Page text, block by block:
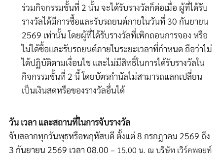
ร่วมกิจกรรมขั้นที่ 2 นั้น จะได้รับรางวัลก็ต่อเมื่อ ผู้ที่ได้รับ
รางวัลได้มีการซื้อและรับรถยนต์ภายในวันที่ 30 กันยายน
2569 เท่านั้น โดยผู้ที่ได้รับรางวัลที่เพิกถอนการจอง หรือ
ไม่ได้ซื้อและรับรถยนต์ภายในระยะเวลาที่กำหนด ถือว่าไม่
ได้ปฏิบัติตามเงื่อนไข และไม่มีสิทธิ์ในการได้รับรางวัลใน
กิจกรรมขั้นที่ 2 นี้ โดยบัตรกำนัลไม่สามารถแลกเปลี่ยน
เป็นเงินสดหรือของรางวัลอื่นได้
วัน เวลา และสถานที่ในการจับรางวัล
จับสลากทุกวันพุธหรือพฤหัสบดี ตั้งแต่8 กรกฎาคม 2569 ถึง
3 กันยายน 2569 เวลา 08.00 – 15.00 น. ณบริษัท เวิร์คพอยท์